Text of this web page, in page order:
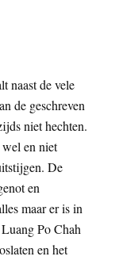
naast de vele
de geschreven
niet hechten.
en niet
De
en
maar er is in
Po Chah
en het